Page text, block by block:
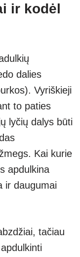
ir kodėl
dalies
Vyriškieji
to paties
lyčių dalys būti
Kai kurie
apdulkina
ir daugumai
tačiau